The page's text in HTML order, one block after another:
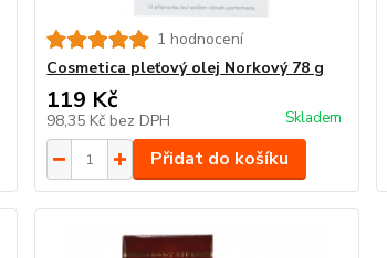
1 hodnocení
Cosmetica pleťový olej Norkový 78 g
119 Kč
98,35 Kč bez DPH Skladem
Přidat do košíku